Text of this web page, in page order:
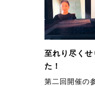
至れり尽くせ
た！
第二回開催の